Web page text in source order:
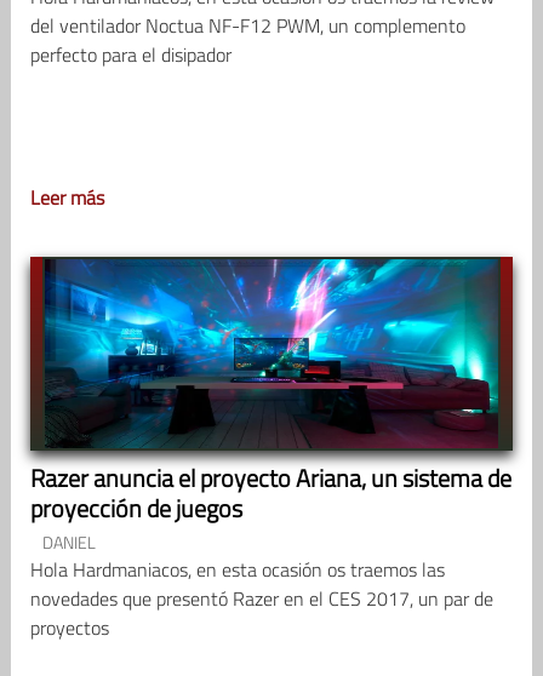
del ventilador Noctua NF-F12 PWM, un complemento
perfecto para el disipador
Leer más
Razer anuncia el proyecto Ariana, un sistema de
proyección de juegos
DANIEL
Hola Hardmaniacos, en esta ocasión os traemos las
novedades que presentó Razer en el CES 2017, un par de
proyectos